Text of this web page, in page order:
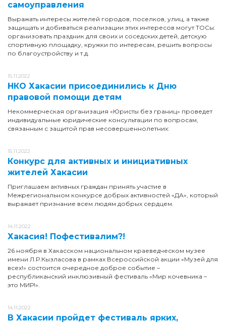
самоуправления
Выражать интересы жителей городов, поселков, улиц, а также
защищать и добиваться реализации этих интересов могут ТОСы:
организовать праздник для своих и соседских детей, детскую
спортивную площадку, кружки по интересам, решить вопросы
по благоустройству и т.д.
15.11.2022
НКО Хакасии присоединились к Дню
правовой помощи детям
Некоммерческая организация «Юристы без границ» проведет
индивидуальные юридические консультации по вопросам,
связанным с защитой прав несовершеннолетних:
15.11.2022
Конкурс для активных и инициативных
жителей Хакасии
Приглашаем активных граждан принять участие в
Межрегиональном конкурсе добрых активностей «ДА», который
выражает признание всем людям добрых сердцем.
14.11.2022
Хакасия! Пофестивалим?!
26 ноября в Хакасском национальном краеведческом музее
имени Л.Р.Кызласова в рамках Всероссийской акции «Музей для
всех!» состоится очередное доброе событие –
республиканский инклюзивный фестиваль «Мир кочевника –
это МИР!».
14.11.2022
В Хакасии пройдет фестиваль ярких,